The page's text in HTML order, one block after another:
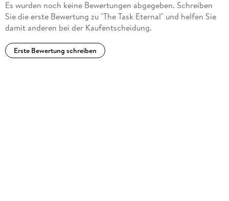
Es wurden noch keine Bewertungen abgegeben. Schreiben
Sie die erste Bewertung zu "The Task Eternal" und helfen Sie
damit anderen bei der Kaufentscheidung.
Erste Bewertung schreiben